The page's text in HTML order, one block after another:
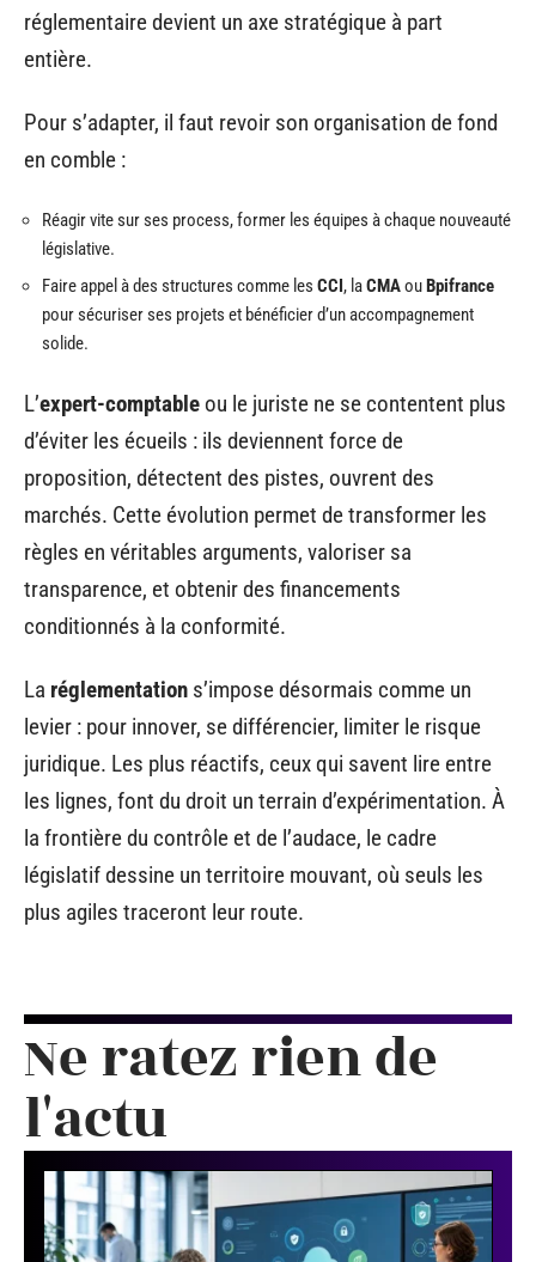
réglementaire devient un axe stratégique à part
entière.
Pour s’adapter, il faut revoir son organisation de fond
en comble :
Réagir vite sur ses process, former les équipes à chaque nouveauté
législative.
Faire appel à des structures comme les CCI, laCMAouBpifrance
pour sécuriser ses projets et bénéficier d’un accompagnement
solide.
L’expert-comptable ou le juriste ne se contentent plus
d’éviter les écueils : ils deviennent force de
proposition, détectent des pistes, ouvrent des
marchés. Cette évolution permet de transformer les
règles en véritables arguments, valoriser sa
transparence, et obtenir des financements
conditionnés à la conformité.
La réglementation s’impose désormais comme un
levier : pour innover, se différencier, limiter le risque
juridique. Les plus réactifs, ceux qui savent lire entre
les lignes, font du droit un terrain d’expérimentation. À
la frontière du contrôle et de l’audace, le cadre
législatif dessine un territoire mouvant, où seuls les
plus agiles traceront leur route.
Ne ratez rien de
l'actu